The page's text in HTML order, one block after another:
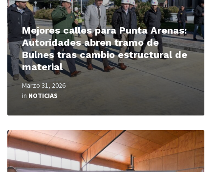
Mejores calles para Punta Arenas:
Autoridades abren tramo de
Bulnes tras cambio estructural de
material
Marzo 31, 2026
in NOTICIAS
Read
More